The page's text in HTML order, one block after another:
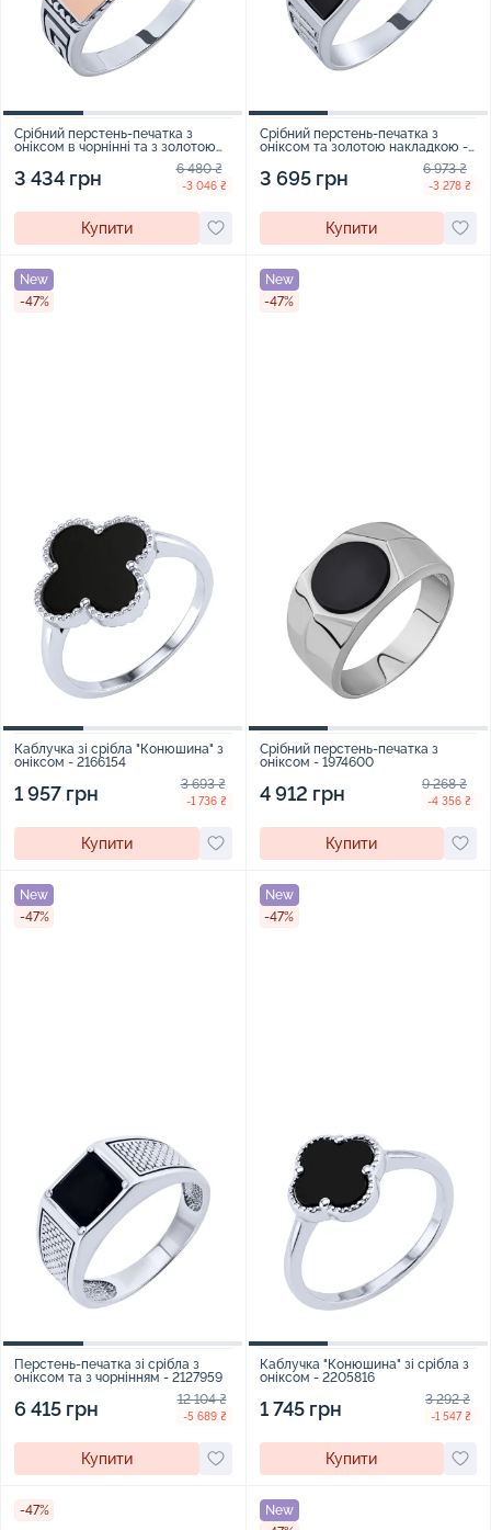
Срібний перстень-печатка з
оніксом в чорнінні та з золотою
3 434 грн 6 480 ₴
-3 046 ₴
Купити
Срібний перстень-печатка з
оніксом та золотою накладкою -
3 695 грн 6 973 ₴
-3 278 ₴
Купити
New
-47%
Каблучка зі срібла "Конюшина" з
оніксом - 2166154
1 957 грн 3 693 ₴
-1 736 ₴
Купити
New
-47%
Срібний перстень-печатка з
оніксом - 1974600
4 912 грн 9 268 ₴
-4 356 ₴
Купити
New
-47%
Перстень-печатка зі срібла з
оніксом та з чорнінням - 2127959
6 415 грн 12 104 ₴
-5 689 ₴
Купити
New
-47%
Каблучка "Конюшина" зі срібла з
оніксом - 2205816
1 745 грн 3 292 ₴
-1 547 ₴
Купити
-47%
New